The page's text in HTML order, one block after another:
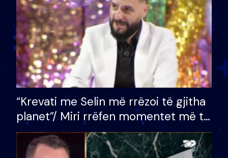
“Krevati me Selin më rrëzoi të gjitha
planet”/ Miri rrëfen momentet më të
bukura në shtëpinë e BB VIP: Do më
mungojë zilja e mëngjesit kur…